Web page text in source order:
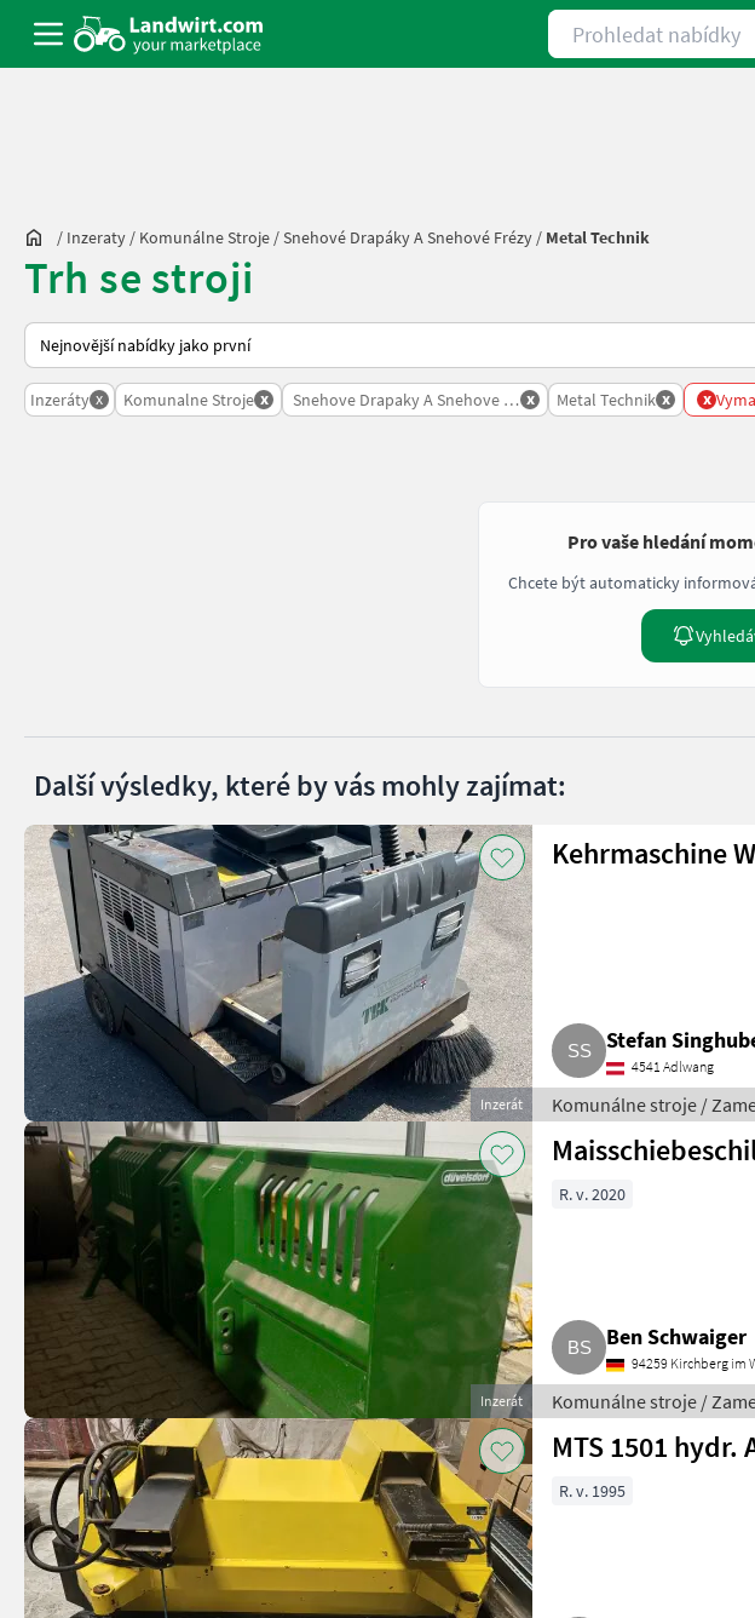
Prohledat nabídky
/ Inzeraty / Komunálne Stroje /Snehové Drapáky A Snehové Frézy / Metal Technik
Trh se stroji
Takto se řadí nabídky na Landwirt.com
Inzeráty x Komunalne Stroje x Snehove Drapaky A Snehove Frezy
x Metal Technik x x
Pro vaše hledání
Chcete být automaticky
Další výsledky, které by vás mohly zajímat:
Inzerát
Kehrmaschine
Stefan
4541 Adlwang
Komunálne stroje /
Inzerát
R. v. 2020
Ben Schwaiger
94259 Kirchberg im
Komunálne stroje /
MTS 1501
R. v. 1995